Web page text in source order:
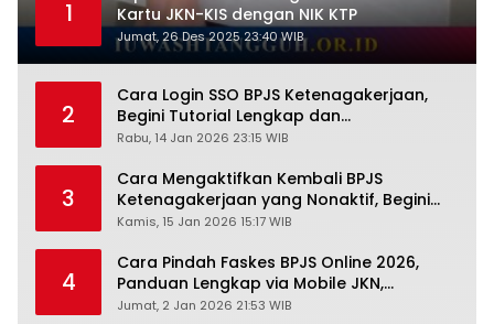
1
Kartu JKN-KIS dengan NIK KTP
Jumat, 26 Des 2025 23:40 WIB
2
Cara Login SSO BPJS Ketenagakerjaan,
Begini Tutorial Lengkap dan
Pengertiannya
Rabu, 14 Jan 2026 23:15 WIB
3
Cara Mengaktifkan Kembali BPJS
Ketenagakerjaan yang Nonaktif, Begini
Panduan Lengkapnya
Kamis, 15 Jan 2026 15:17 WIB
4
Cara Pindah Faskes BPJS Online 2026,
Panduan Lengkap via Mobile JKN,
PANDAWA & Offiline Kantor Cabang
Jumat, 2 Jan 2026 21:53 WIB